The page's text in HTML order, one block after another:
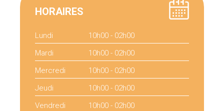
HORAIRES
Lundi
10h00 - 02h00
Mardi
10h00 - 02h00
Mercredi
10h00 - 02h00
Jeudi
10h00 - 02h00
Vendredi
10h00 - 02h00